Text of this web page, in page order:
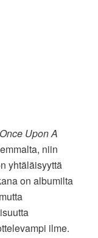
Once Upon A
niin
yhtäläisyyttä
on albumilta
ilme.